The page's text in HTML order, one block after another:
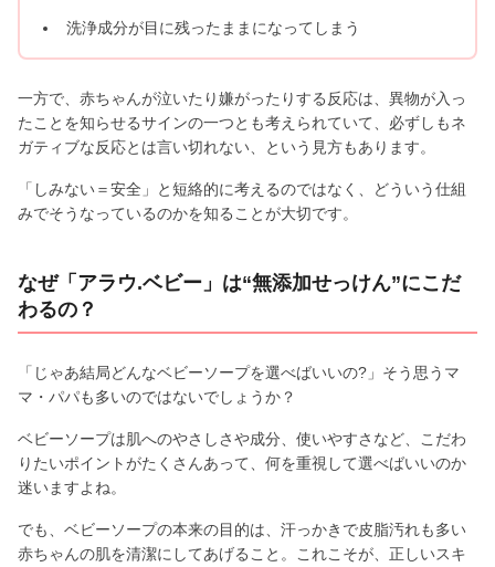
洗浄成分が目に残ったままになってしまう
一方で、赤ちゃんが泣いたり嫌がったりする反応は、異物が入っ
たことを知らせるサインの一つとも考えられていて、必ずしもネ
ガティブな反応とは言い切れない、という見方もあります。
「しみない＝安全」と短絡的に考えるのではなく、どういう仕組
みでそうなっているのかを知ることが大切です。
なぜ「アラウ.ベビー」は“無添加せっけん”にこだ
わるの？
「じゃあ結局どんなベビーソープを選べばいいの?」そう思うマ
マ・パパも多いのではないでしょうか？
ベビーソープは肌へのやさしさや成分、使いやすさなど、こだわ
りたいポイントがたくさんあって、何を重視して選べばいいのか
迷いますよね。
でも、ベビーソープの本来の目的は、汗っかきで皮脂汚れも多い
赤ちゃんの肌を清潔にしてあげること。これこそが、正しいスキ